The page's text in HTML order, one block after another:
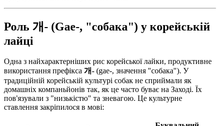
Роль 개- (Gae-, "собака") у корейській
лайці
Одна з найхарактерніших рис корейської лайки, продуктивне
використання префікса 개- (gae-, значення "собака"). У
традиційній корейській культурі собак не сприймали як
домашніх компаньйонів так, як це часто буває на Заході. Їх
пов'язували з "низькістю" та зневагою. Це культурне
ставлення закріпилося в мові: